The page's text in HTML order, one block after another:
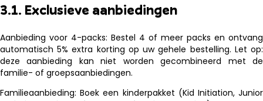
3.1. Exclusieve aanbiedingen
Aanbieding voor 4-packs: Bestel 4 of meer packs en ontvang
automatisch 5% extra korting op uw gehele bestelling. Let op:
deze aanbieding kan niet worden gecombineerd met de
familie- of groepsaanbiedingen.
Familieaanbieding: Boek een kinderpakket (Kid Initiation, Junior